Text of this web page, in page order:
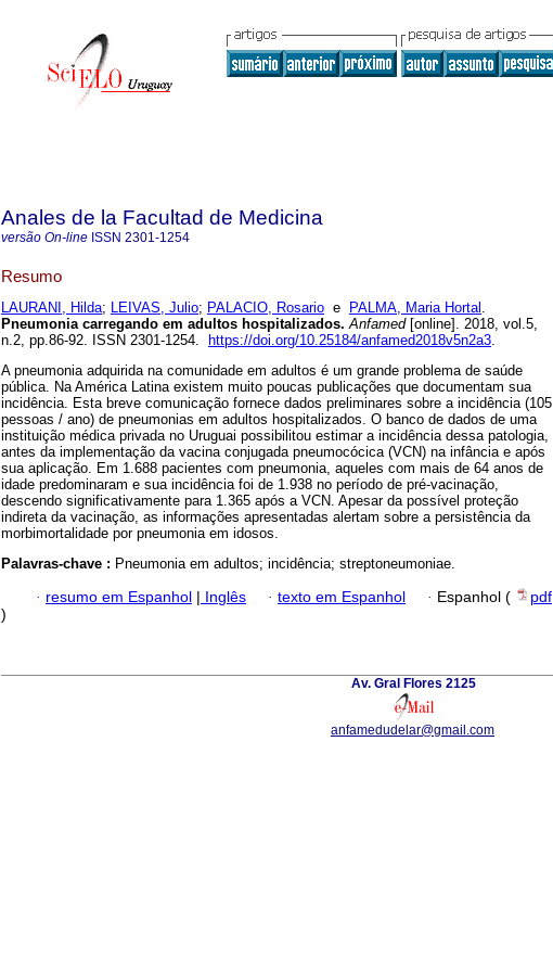
Anales de la Facultad de Medicina
versão On-line ISSN 2301-1254
Resumo
LAURANI, Hilda; LEIVAS, Julio; PALACIO, Rosario e PALMA, Maria Hortal .
Pneumonia carregando em adultos hospitalizados. Anfamed[online]. 2018, vol.5,
n.2, pp.86-92. ISSN 2301-1254.
https://doi.org/10.25184/anfamed2018v5n2a3.
A pneumonia adquirida na comunidade em adultos é um grande problema de saúde
pública. Na América Latina existem muito poucas publicações que documentam sua
incidência. Esta breve comunicação fornece dados preliminares sobre a incidência (105
pessoas / ano) de pneumonias em adultos hospitalizados. O banco de dados de uma
instituição médica privada no Uruguai possibilitou estimar a incidência dessa patologia,
antes da implementação da vacina conjugada pneumocócica (VCN) na infância e após
sua aplicação. Em 1.688 pacientes com pneumonia, aqueles com mais de 64 anos de
idade predominaram e sua incidência foi de 1.938 no período de pré-vacinação,
descendo significativamente para 1.365 após a VCN. Apesar da possível proteção
indireta da vacinação, as informações apresentadas alertam sobre a persistência da
morbimortalidade por pneumonia em idosos.
Palavras-chave : Pneumonia em adultos; incidência; streptoneumoniae.
· resumo em Espanhol | Inglês · texto em Espanhol · Espanhol (
pdf
)
Av. Gral Flores 2125
anfamedudelar@gmail.com